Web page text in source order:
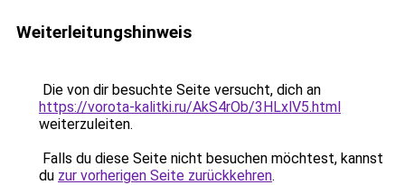
Weiterleitungshinweis
Die von dir besuchte Seite versucht, dich an
https://vorota-kalitki.ru/AkS4rOb/3HLxlV5.html
weiterzuleiten.
Falls du diese Seite nicht besuchen möchtest, kannst
du zur vorherigen Seite zurückkehren.